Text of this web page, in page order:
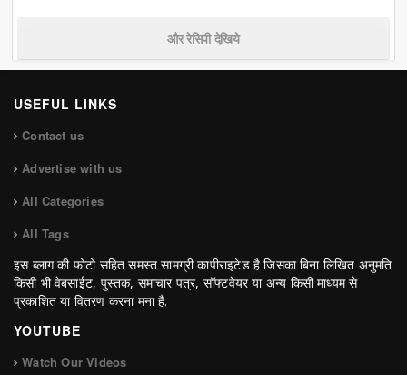
और रेसिपी देखिये
USEFUL LINKS
Contact us
Advertise with us
All Categories
All Tags
इस ब्लाग की फोटो सहित समस्त सामग्री कापीराइटेड है जिसका बिना लिखित अनुमति
किसी भी वेबसाईट, पुस्तक, समाचार पत्र, सॉफ्टवेयर या अन्य किसी माध्यम से
प्रकाशित या वितरण करना मना है.
YOUTUBE
Watch Our Videos